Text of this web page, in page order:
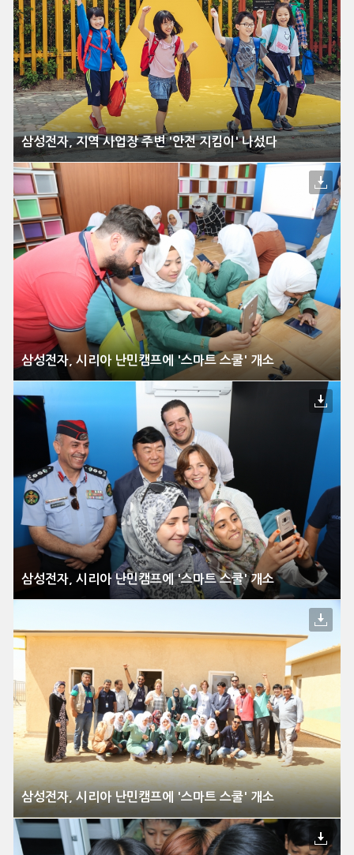
삼성전자, 지역 사업장 주변 '안전 지킴이' 나섰다
삼성전자, 시리아 난민캠프에 '스마트 스쿨' 개소
삼성전자, 시리아 난민캠프에 '스마트 스쿨' 개소
삼성전자, 시리아 난민캠프에 '스마트 스쿨' 개소